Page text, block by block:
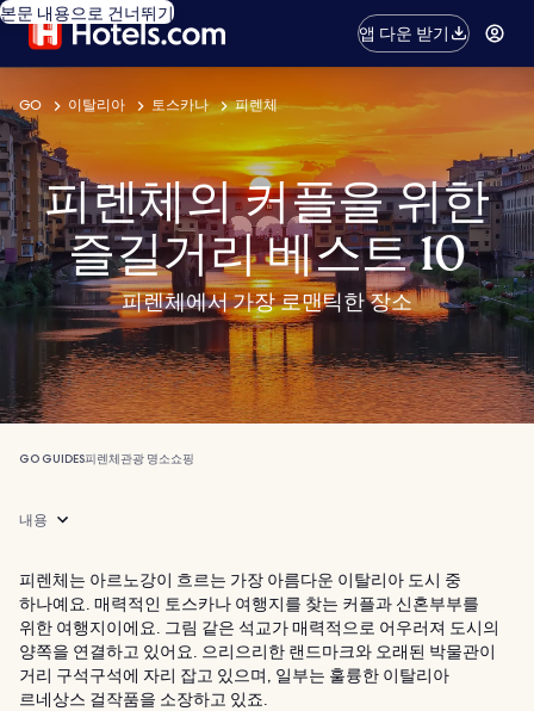
본문 내용으로 건너뛰기
앱 다운 받기
GO 이탈리아 토스카나 피렌체
피렌체의 커플을 위한
즐길거리 베스트 10
피렌체에서 가장 로맨틱한 장소
GO GUIDES피렌체관광 명소쇼핑
내용
피렌체는 아르노강이 흐르는 가장 아름다운 이탈리아 도시 중
하나예요. 매력적인 토스카나 여행지를 찾는 커플과 신혼부부를
위한 여행지이에요. 그림 같은 석교가 매력적으로 어우러져 도시의
양쪽을 연결하고 있어요. 으리으리한 랜드마크와 오래된 박물관이
거리 구석구석에 자리 잡고 있으며, 일부는 훌륭한 이탈리아
르네상스 걸작품을 소장하고 있죠.